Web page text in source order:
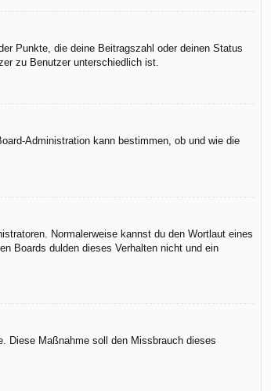
Punkte, die deine Beitragszahl oder deinen Status
zu Benutzer unterschiedlich ist.
Administration kann bestimmen, ob und wie die
Normalerweise kannst du den Wortlaut eines
Boards dulden dieses Verhalten nicht und ein
Diese Maßnahme soll den Missbrauch dieses